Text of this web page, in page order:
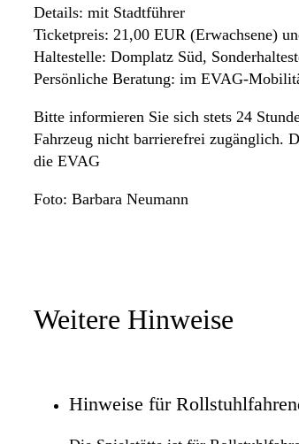
Details: mit Stadtführer
Ticketpreis: 21,00 EUR (Erwachsene)
Haltestelle: Domplatz Süd,
Persönliche Beratung: im EVAG-
Bitte informieren Sie sich stets 24
Fahrzeug nicht barrierefrei zugänglich.
die EVAG
Foto: Barbara Neumann
Weitere Hinweise
Hinweise für